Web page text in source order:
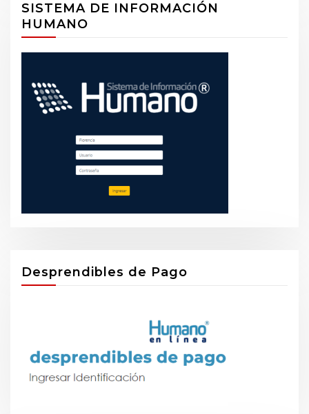
SISTEMA DE INFORMACIÓN
HUMANO
Desprendibles de Pago